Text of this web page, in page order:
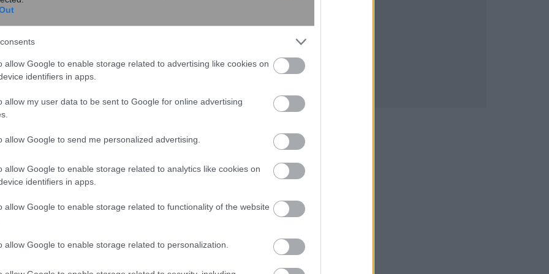
allow Google to enable storage related to advertising like cookies on
identifiers in apps.
allow my user data to be sent to Google for online advertising
allow Google to send me personalized advertising.
allow Google to enable storage related to analytics like cookies on
identifiers in apps.
allow Google to enable storage related to functionality of the website
allow Google to enable storage related to personalization.
που δίνονται αυξήσεις στις συντάξεις και
αυτή «ροκανίζεται» σε αρκετούς συνταξιούχους
αύξηση του 3%
που τόσο η προηγούμενη, όσο και η νυν ηγεσία
ενός δικαιότερου συστήματος, χωρίς, πάντως
κατάργησής της.
οι οποίοι από το 2010, πέρα από όλες
κοινωνικής ασφάλισης -και συγκεκριμένα
(ΑΚΑΓΕ)- την Ειδική Εισφορά Αλληλεγγύης (ΕΑΣ).